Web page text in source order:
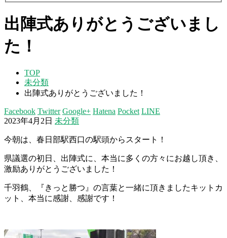
出陣式ありがとうございまし
た！
TOP
未分類
出陣式ありがとうございました！
Facebook Twitter Google+ Hatena Pocket LINE
2023年4月2日 未分類
今朝は、春日部駅西口の駅頭からスタート！
県議選の初日、出陣式に、本当に多くの方々にお越し頂き、
激励ありがとうございました！
千羽鶴、『きっと勝つ』の言葉と一緒に頂きましたキットカ
ット、本当に感謝、感謝です！